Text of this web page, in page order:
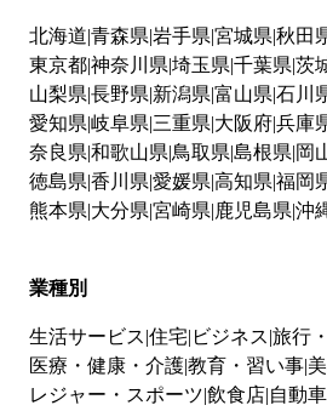
北海道 青森県 岩手県 宮城県 秋田
東京都神奈川県 埼玉県 千葉県 茨
山梨県 長野県 新潟県 富山県 石川
愛知県 岐阜県 三重県 大阪府兵庫
奈良県 和歌山県 鳥取県 島根県 岡
徳島県 香川県 愛媛県 高知県 福岡
熊本県 大分県 宮崎県 鹿児島県 沖
業種別
生活サービス 住宅 ビジネス 旅行
医療・健康・介護教育・習い事
レジャー・スポーツ 飲食店 自動